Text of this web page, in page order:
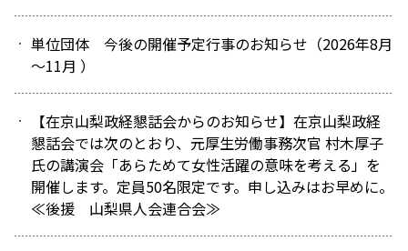
単位団体 今後の開催予定行事のお知らせ（2026年8月
～11月 ）
【在京山梨政経懇話会からのお知らせ】在京山梨政経
懇話会では次のとおり、元厚生労働事務次官 村木厚子
氏の講演会「あらためて女性活躍の意味を考える」を
開催します。定員50名限定です。申し込みはお早めに。
≪後援 山梨県人会連合会≫